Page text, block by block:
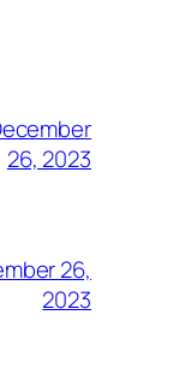
26, 2023
26,
2023